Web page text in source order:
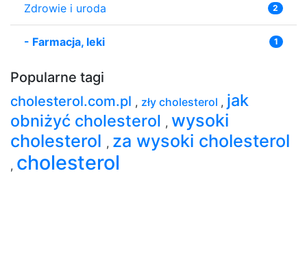
Zdrowie i uroda 2
- Farmacja, leki 1
Popularne tagi
cholesterol.com.pl , zły cholesterol , jak
obniżyć cholesterol , wysoki
cholesterol , za wysoki cholesterol
, cholesterol